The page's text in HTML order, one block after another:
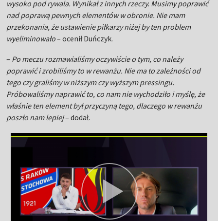
wysoko pod rywala. Wynikał z innych rzeczy. Musimy poprawić
nad poprawą pewnych elementów w obronie. Nie mam
przekonania, że ustawienie piłkarzy niżej by ten problem
wyeliminowało– ocenił Duńczyk.
– Po meczu rozmawialiśmy oczywiście o tym, co należy
poprawić i zrobiliśmy to w rewanżu. Nie ma to zależności od
tego czy graliśmy w niższym czy wyższym pressingu.
Próbowaliśmy naprawić to, co nam nie wychodziło i myślę, że
właśnie ten element był przyczyną tego, dlaczego w rewanżu
poszło nam lepiej– dodał.